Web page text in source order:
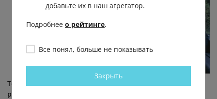
Тело дано как раз для
развития Души, а кто-то
добавьте их в наш агрегатор.
Подробнее о рейтинге.
Все понял, больше не показывать
Закрыть